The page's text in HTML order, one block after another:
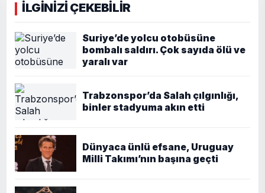
İLGİNİZİ ÇEKEBİLİR
Suriye’de yolcu otobüsüne
bombalı saldırı. Çok sayıda ölü ve
yaralı var
Trabzonspor’da Salah çılgınlığı,
binler stadyuma akın etti
Dünyaca ünlü efsane, Uruguay
Milli Takımı’nın başına geçti